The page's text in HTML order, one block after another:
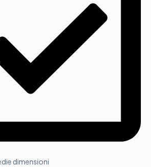
dimensioni